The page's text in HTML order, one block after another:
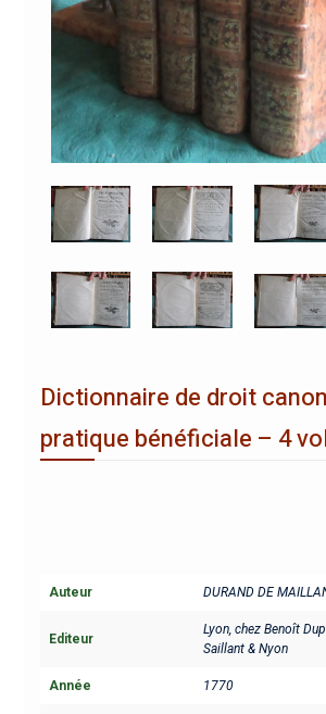
Dictionnaire de droit
pratique bénéficiale – 4
Auteur DURAND DE
Editeur
Lyon, chez Benoît
Saillant & Nyon
Année 1770